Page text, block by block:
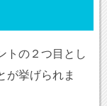
トの２つ目とし
が挙げられま